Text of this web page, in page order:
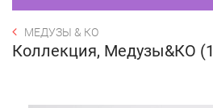
МЕДУЗЫ & КО
Коллекция, Медузы&КО